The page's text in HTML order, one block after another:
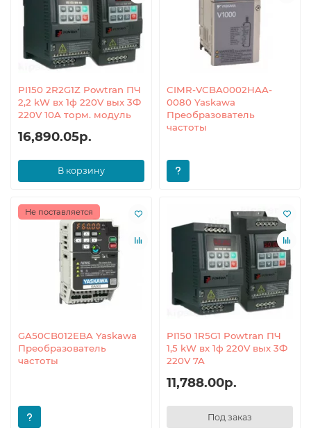
PI150 2R2G1Z Powtran ПЧ
2,2 kW вх 1ф 220V вых 3Ф
220V 10A торм. модуль
16,890.05р.
В корзину
CIMR-VCBA0002HAA-
0080 Yaskawa
Преобразователь
частоты
Не поставляется
GA50CB012EBA Yaskawa
Преобразователь
частоты
PI150 1R5G1 Powtran ПЧ
1,5 kW вх 1ф 220V вых 3Ф
220V 7A
11,788.00р.
Под заказ